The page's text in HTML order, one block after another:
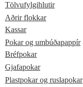
Tölvufylgihlutir
Aðrir flokkar
Kassar
Pokar og umbúðapappír
Bréfpokar
Gjafapokar
Plastpokar og ruslapokar